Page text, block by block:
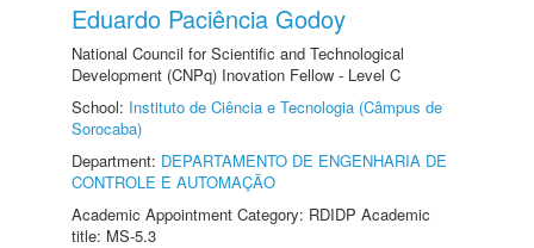
Eduardo Paciência Godoy
National Council for Scientific and Technological
Development (CNPq) Inovation Fellow - Level C
School: Instituto de Ciência e Tecnologia (Câmpus de
Sorocaba)
Department: DEPARTAMENTO DE ENGENHARIA DE
CONTROLE E AUTOMAÇÃO
Academic Appointment Category: RDIDP Academic
title: MS-5.3